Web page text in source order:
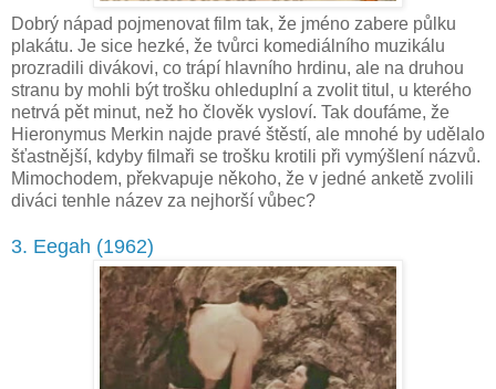
Dobrý nápad pojmenovat film tak, že jméno zabere půlku
plakátu. Je sice hezké, že tvůrci komediálního muzikálu
prozradili divákovi, co trápí hlavního hrdinu, ale na druhou
stranu by mohli být trošku ohleduplní a zvolit titul, u kterého
netrvá pět minut, než ho člověk vysloví. Tak doufáme, že
Hieronymus Merkin najde pravé štěstí, ale mnohé by udělalo
šťastnější, kdyby filmaři se trošku krotili při vymýšlení názvů.
Mimochodem, překvapuje někoho, že v jedné anketě zvolili
diváci tenhle název za nejhorší vůbec?
3. Eegah (1962)